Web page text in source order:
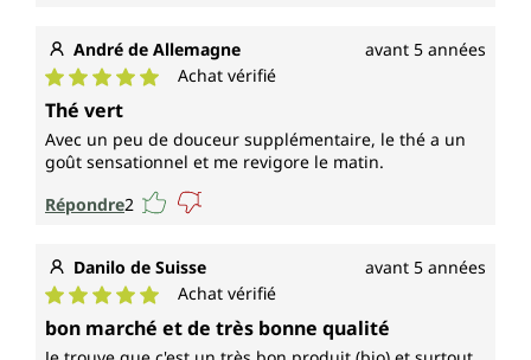
André de Allemagne avant 5 années
Note moyenne de 5 sur 5 étoiles
Achat vérifié
Thé vert
Avec un peu de douceur supplémentaire, le thé a un
goût sensationnel et me revigore le matin.
Répondre2
Danilo de Suisse avant 5 années
Note moyenne de 5 sur 5 étoiles
Achat vérifié
bon marché et de très bonne qualité